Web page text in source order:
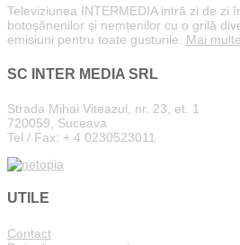
Televiziunea INTERMEDIA intră zi de zi
botoșănenilor și nemțenilor cu o grilă
emisiuni pentru toate gusturile. Mai
SC INTER MEDIA SRL
Strada Mihai Viteazul, nr. 23, et. 1
720059, Suceava
Tel / Fax: + 4 0230523011
UTILE
Contact